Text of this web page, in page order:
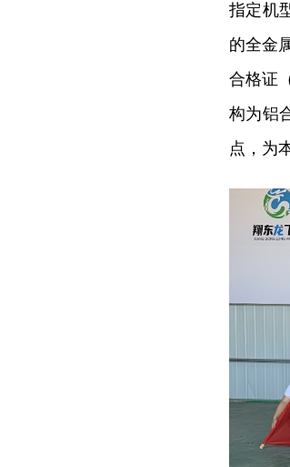
指定机
的全金
合格证
构为铝
点，为